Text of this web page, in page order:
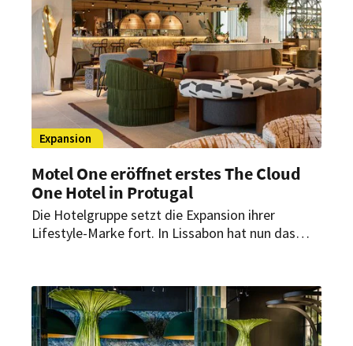
Expansion
Motel One eröffnet erstes The Cloud
One Hotel in Protugal
Die Hotelgruppe setzt die Expansion ihrer
Lifestyle-Marke fort. In Lissabon hat nun das
nachhaltigen Konzepten.